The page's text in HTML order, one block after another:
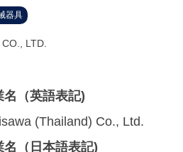
器具
LTD.
名（英語表記)
(Thailand) Co., Ltd.
名（日本語表記)